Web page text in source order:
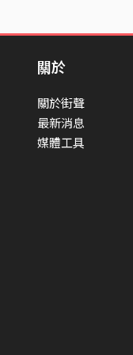
關於
關於街聲
最新消息
媒體工具